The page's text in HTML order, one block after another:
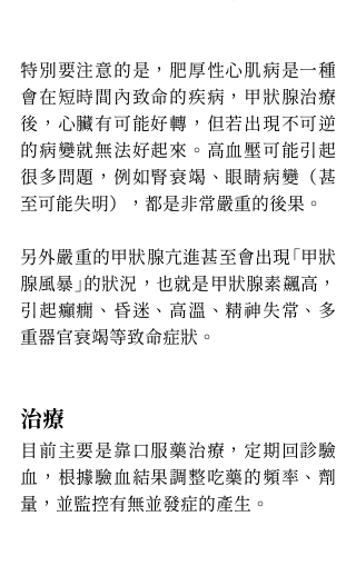
特別要注意的是，肥厚性心肌病是一種
會在短時間內致命的疾病，甲狀腺治療
後，心臟有可能好轉，但若出現不可逆
的病變就無法好起來。高血壓可能引起
很多問題，例如腎衰竭、眼睛病變（甚
至可能失明），都是非常嚴重的後果。
另外嚴重的甲狀腺亢進甚至會出現「甲狀
腺風暴」的狀況，也就是甲狀腺素飆高，
引起癲癇、昏迷、高溫、精神失常、多
重器官衰竭等致命症狀。
治療
目前主要是靠口服藥治療，定期回診驗
血，根據驗血結果調整吃藥的頻率、劑
量，並監控有無並發症的產生。